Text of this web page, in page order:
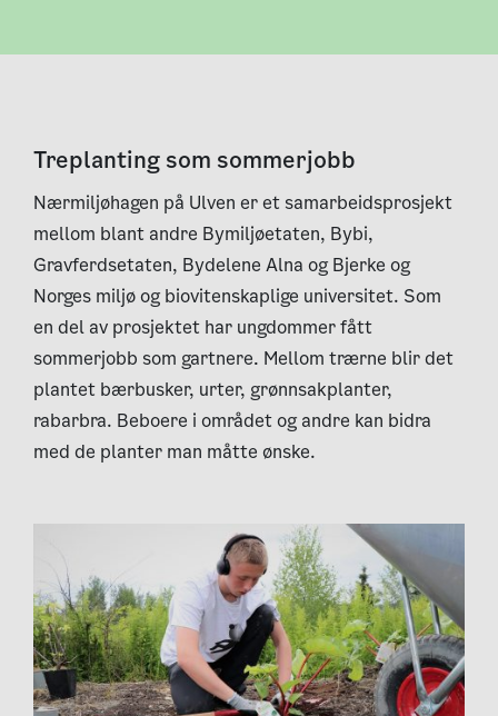
Treplanting som sommerjobb
Nærmiljøhagen på Ulven er et samarbeidsprosjekt
mellom blant andre Bymiljøetaten, Bybi,
Gravferdsetaten, Bydelene Alna og Bjerke og
Norges miljø og biovitenskaplige universitet. Som
en del av prosjektet har ungdommer fått
sommerjobb som gartnere. Mellom trærne blir det
plantet bærbusker, urter, grønnsakplanter,
rabarbra. Beboere i området og andre kan bidra
med de planter man måtte ønske.